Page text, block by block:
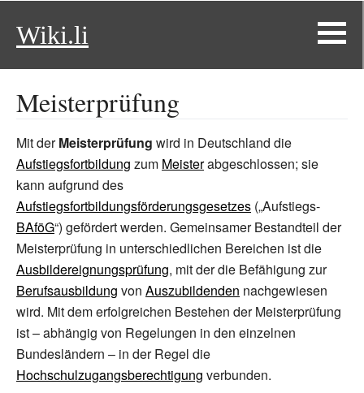
Wiki.li
Meisterprüfung
Mit derMeisterprüfung wird in Deutschland die
Aufstiegsfortbildung zum Meisterabgeschlossen; sie
kann aufgrund des
Aufstiegsfortbildungsförderungsgesetzes („Aufstiegs-
BAföG“) gefördert werden. Gemeinsamer Bestandteil der
Meisterprüfung in unterschiedlichen Bereichen ist die
Ausbildereignungsprüfung, mit der die Befähigung zur
Berufsausbildung von Auszubildenden nachgewiesen
wird. Mit dem erfolgreichen Bestehen der Meisterprüfung
ist – abhängig von Regelungen in den einzelnen
Bundesländern – in der Regel die
Hochschulzugangsberechtigung verbunden.